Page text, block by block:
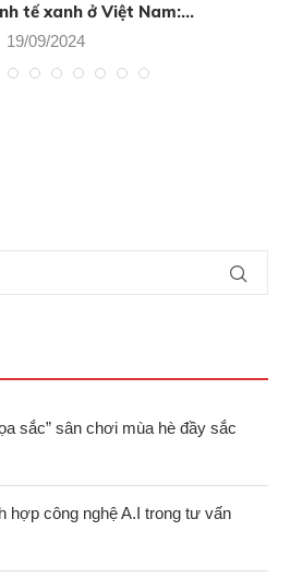
tế xanh ở Việt Nam:...
19/09/2024
sắc” sân chơi mùa hè đầy sắc
hợp công nghệ A.I trong tư vấn